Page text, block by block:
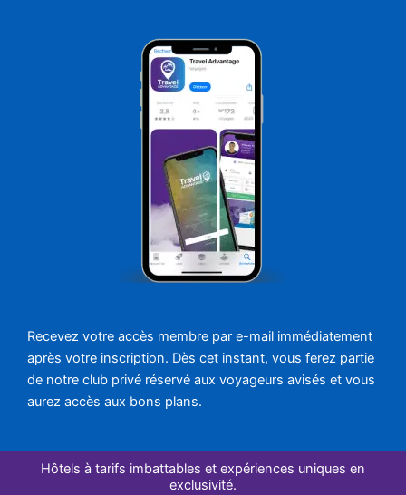
Recevez votre accès membre par e-mail immédiatement
après votre inscription. Dès cet instant, vous ferez partie
de notre club privé réservé aux voyageurs avisés et vous
aurez accès aux bons plans.
Hôtels à tarifs imbattables et expériences uniques en
exclusivité.